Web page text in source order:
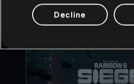
CONTENIDO
Decline